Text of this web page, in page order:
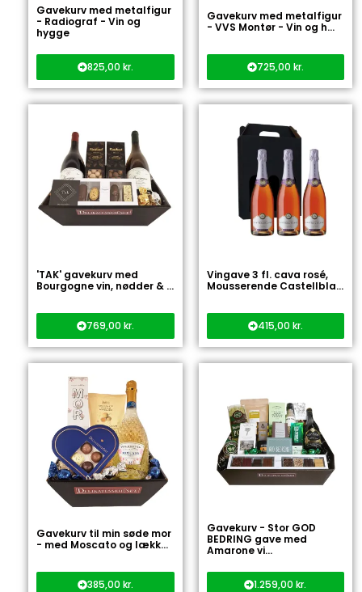
Gavekurv med metalfigur
- Radiograf - Vin og
hygge
825,00kr.
Gavekurv med metalfigur
- VVS Montør - Vin og h...
725,00 kr.
'TAK' gavekurv med
Bourgogne vin, nødder & ...
769,00kr.
Vingave 3 fl. cava rosé,
Mousserende Castellbla...
415,00 kr.
Gavekurv til min søde mor
- med Moscato og lækk...
385,00kr.
Gavekurv - Stor GOD
BEDRING gave med
Amarone vi...
1.259,00kr.